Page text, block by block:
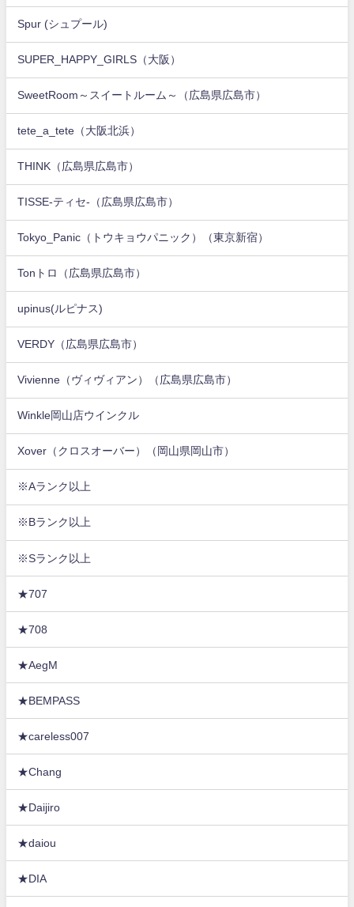
Spur (シュプール)
SUPER_HAPPY_GIRLS（大阪）
SweetRoom～スイートルーム～（広島県広島市）
tete_a_tete（大阪北浜）
THINK（広島県広島市）
TISSE-ティセ-（広島県広島市）
Tokyo_Panic（トウキョウパニック）（東京新宿）
Tonトロ（広島県広島市）
upinus(ルピナス)
VERDY（広島県広島市）
Vivienne（ヴィヴィアン）（広島県広島市）
Winkle岡山店ウインクル
Xover（クロスオーバー）（岡山県岡山市）
※Aランク以上
※Bランク以上
※Sランク以上
★707
★708
★AegM
★BEMPASS
★careless007
★Chang
★Daijiro
★daiou
★DIA